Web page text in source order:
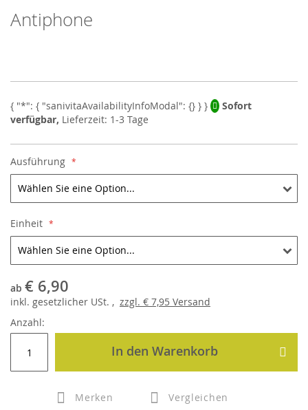
Skip
to
the
images
gallery
Antiphone
Sofort
verfügbar, Lieferzeit: 1-3 Tage
Ausführung
Einheit
ab € 6,90
inkl. gesetzlicher USt. , zzgl. € 7,95 Versand
Anzahl:
In den Warenkorb
Merken
Vergleichen